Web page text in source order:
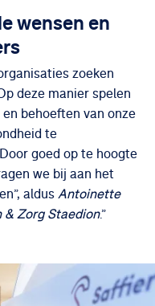
wensen en
zoeken
deze manier spelen
behoeften van onze
te
goed op te hoogte
we bij aan het
aldus Antoinette
& Zorg Staedion.”